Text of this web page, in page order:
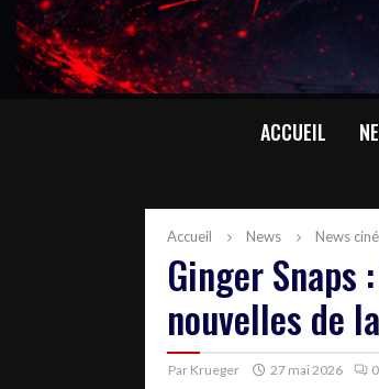
ACCUEIL
Accueil News News
Ginger
nouvelles de
Par Krueger 27 mai 2026 0